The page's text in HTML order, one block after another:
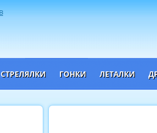
СТРЕЛЯЛКИ ГОНКИ ЛЕТАЛКИ